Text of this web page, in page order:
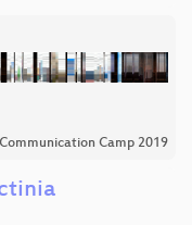
Camp 2019